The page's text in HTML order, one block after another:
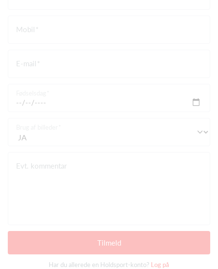
Mobil
E-mail
Evt. kommentar
Tilmeld
Har du allerede en Holdsport-konto? Log på